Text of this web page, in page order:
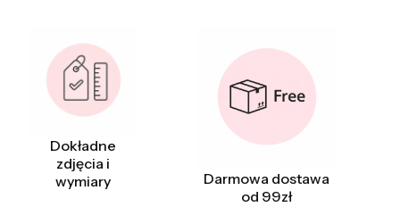
Dokładne
zdjęcia i
wymiary
Darmowa dostawa
od 99zł